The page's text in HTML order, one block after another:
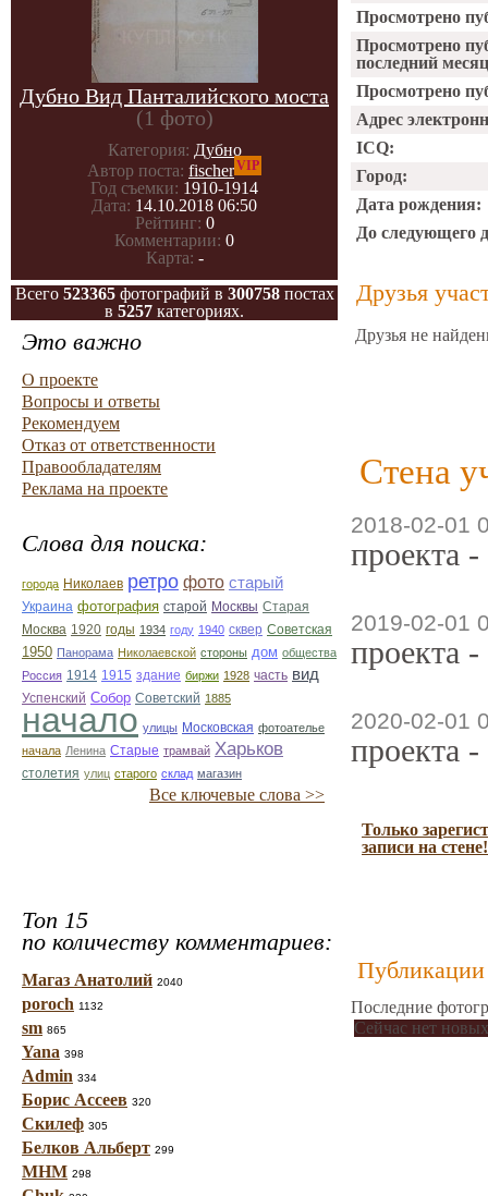
Дубно Вид Панталийского моста
(1 фото)
Категория: Дубно
Автор поста: fischerVIP
Год съемки: 1910-1914
Дата: 14.10.2018 06:50
Рейтинг: 0
Комментарии: 0
Карта: -
Всего 523365фотографий в 300758постах
в 5257 категориях.
Это важно
О проекте
Вопросы и ответы
Рекомендуем
Отказ от ответственности
Правообладателям
Реклама на проекте
Слова для поиска:
города Николаев ретро фото старый
Украина фотография старой Москвы Старая
Москва 1920 годы 1934 году 1940 сквер Советская
1950 Панорама Николаевской стороны дом общества
Россия 1914 1915 здание биржи 1928 часть вид
Успенский Собор Советский 1885
начало улицы Московская фотоателье
начала Ленина Старые трамвай Харьков
столетия улиц старого склад магазин
Все ключевые слова >>
Топ 15
по количеству комментариев:
Магаз Анатолий 2040
poroch 1132
sm 865
Yana 398
Admin 334
Борис Ассеев 320
Скилеф 305
Белков Альберт 299
МНМ 298
Просмотрено
Просмотрено
последний
Просмотрено
Адрес
ICQ:
Город:
Дата рождения:
До следующего
Друзья
Друзья не
Стена
2018-02-01
проекта
2019-02-01
проекта
2020-02-01
проекта
Только
записи на стене!
Публикации
Последние
Сейчас нет